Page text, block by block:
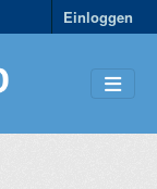
Einloggen